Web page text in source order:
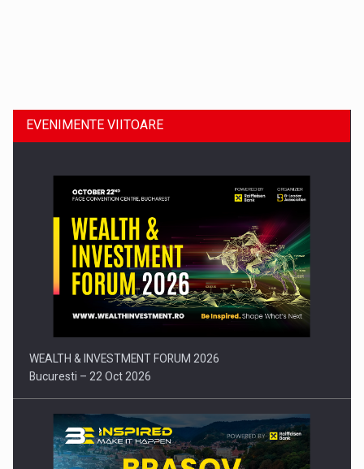
Comunicat de presa: Joburile part-time reincep sa intre pe…
EVENIMENTE VIITOARE
WEALTH & INVESTMENT FORUM 2026
Bucuresti – 22 Oct 2026